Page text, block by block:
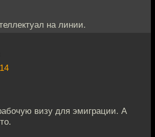
на линии.
визу для эмиграции. А